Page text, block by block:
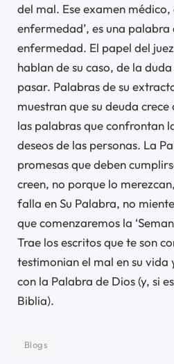
del mal. Ese examen médico,
enfermedad’, es una
enfermedad. El papel del
hablan de su caso, de la
pasar. Palabras de su
muestran que su deuda
las palabras que confrontan
deseos de las personas. La
promesas que deben
creen, no porque lo
falla en Su Palabra, no
que comenzaremos la
Trae los escritos que te son
testimonian el mal en su
con la Palabra de Dios (y, si
Biblia).
Blogs